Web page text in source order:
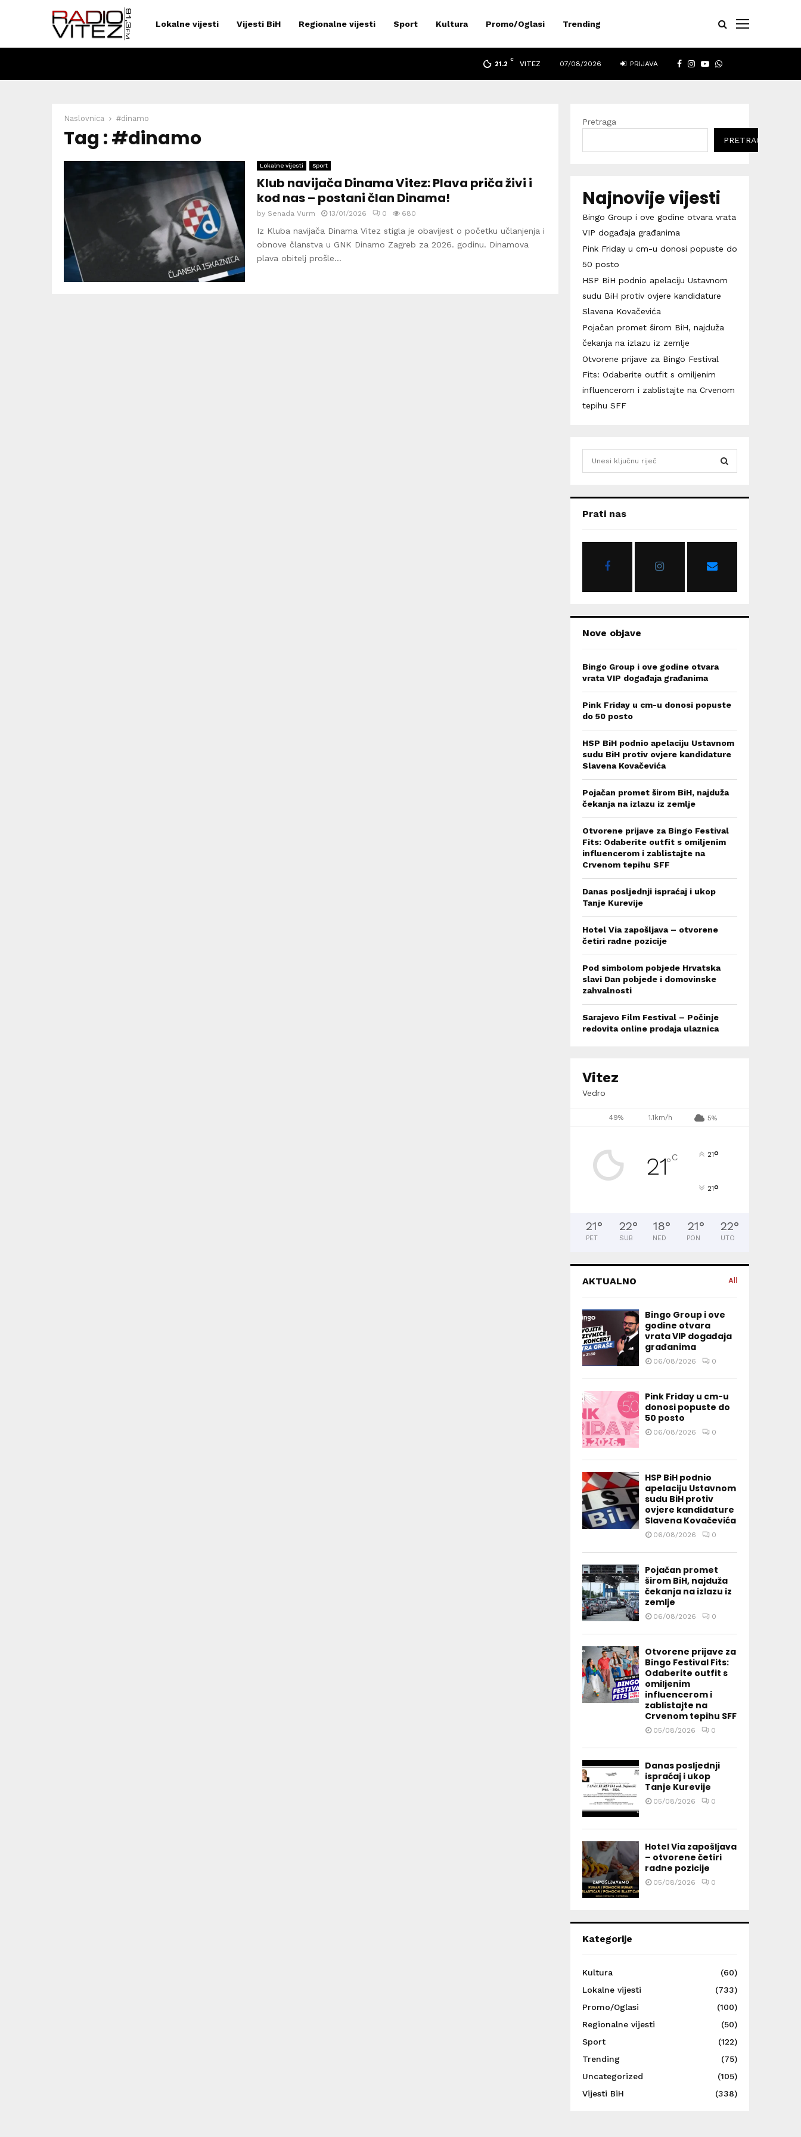
Lokalne vijesti Vijesti BiH Regionalne vijesti Sport Kultura Promo/Oglasi Trending
FACEBOOK
INSTAGRAM
YOUTUBE
WHATSAPP
21.2
C
VITEZ 07/08/2026 PRIJAVA
Naslovnica #dinamo
Tag : #dinamo
Lokalne vijesti Sport
Klub navijača Dinama Vitez: Plava priča živi i
kod nas – postani član Dinama!
by Senada Vurm 13/01/2026 0 680
Iz Kluba navijača Dinama Vitez stigla je obavijest o početku učlanjenja i
obnove članstva u GNK Dinamo Zagreb za 2026. godinu. Dinamova
plava obitelj prošle...
Pretraga
PRETRAGA
Najnovije vijesti
Bingo Group i ove godine otvara vrata
VIP događaja građanima
Pink Friday u cm-u donosi popuste do
50 posto
HSP BiH podnio apelaciju Ustavnom
sudu BiH protiv ovjere kandidature
Slavena Kovačevića
Pojačan promet širom BiH, najduža
čekanja na izlazu iz zemlje
Otvorene prijave za Bingo Festival
Fits: Odaberite outfit s omiljenim
influencerom i zablistajte na Crvenom
tepihu SFF
h
o
Prati nas
Nove objave
Bingo Group i ove godine otvara
vrata VIP događaja građanima
Pink Friday u cm-u donosi popuste
do 50 posto
HSP BiH podnio apelaciju Ustavnom
sudu BiH protiv ovjere kandidature
Slavena Kovačevića
Pojačan promet širom BiH, najduža
čekanja na izlazu iz zemlje
Otvorene prijave za Bingo Festival
Fits: Odaberite outfit s omiljenim
influencerom i zablistajte na
Crvenom tepihu SFF
Danas posljednji ispraćaj i ukop
Tanje Kurevije
Hotel Via zapošljava – otvorene
četiri radne pozicije
Pod simbolom pobjede Hrvatska
slavi Dan pobjede i domovinske
zahvalnosti
Sarajevo Film Festival – Počinje
redovita online prodaja ulaznica
Vitez
Vedro
49% 1.1km/h 5%
21°C 21°
21°
21°
PET
22°
SUB
18°
NED
21°
PON
22°
UTO
AKTUALNO All
Bingo Group i ove
godine otvara
vrata VIP događaja
građanima
06/08/2026 0
Pink Friday u cm-u
donosi popuste do
50 posto
06/08/2026 0
HSP BiH podnio
apelaciju Ustavnom
sudu BiH protiv
ovjere kandidature
Slavena Kovačevića
06/08/2026 0
Pojačan promet
širom BiH, najduža
čekanja na izlazu iz
zemlje
06/08/2026 0
Otvorene prijave za
Bingo Festival Fits:
Odaberite outfit s
omiljenim
influencerom i
zablistajte na
Crvenom tepihu SFF
05/08/2026 0
Danas posljednji
ispraćaj i ukop
Tanje Kurevije
05/08/2026 0
Hotel Via zapošljava
– otvorene četiri
radne pozicije
05/08/2026 0
Kategorije
Kultura
(60)
Lokalne vijesti
(733)
Promo/Oglasi
(100)
Regionalne vijesti
(50)
Sport
(122)
Trending
(75)
Uncategorized
(105)
Vijesti BiH
(338)